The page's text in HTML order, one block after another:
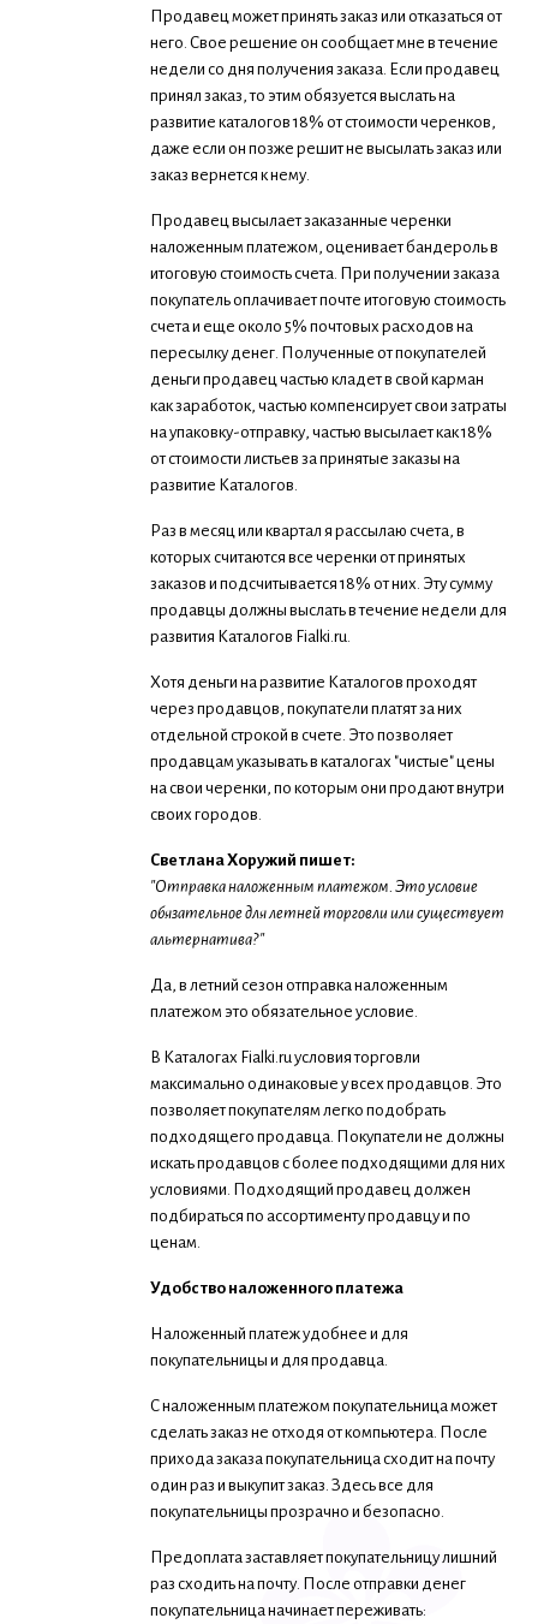
Продавец может принять заказ или отказаться от
него. Свое решение он сообщает мне в течение
недели со дня получения заказа. Если продавец
принял заказ, то этим обязуется выслать на
развитие каталогов 18% от стоимости черенков,
даже если он позже решит не высылать заказ или
заказ вернется к нему.
Продавец высылает заказанные черенки
наложенным платежом, оценивает бандероль в
итоговую стоимость счета. При получении заказа
покупатель оплачивает почте итоговую стоимость
счета и еще около 5% почтовых расходов на
пересылку денег. Полученные от покупателей
деньги продавец частью кладет в свой карман
как заработок, частью компенсирует свои затраты
на упаковку-отправку, частью высылает как 18%
от стоимости листьев за принятые заказы на
развитие Каталогов.
Раз в месяц или квартал я рассылаю счета, в
которых считаются все черенки от принятых
заказов и подсчитывается 18% от них. Эту сумму
продавцы должны выслать в течение недели для
развития Каталогов Fialki.ru.
Хотя деньги на развитие Каталогов проходят
через продавцов, покупатели платят за них
отдельной строкой в счете. Это позволяет
продавцам указывать в каталогах "чистые" цены
на свои черенки, по которым они продают внутри
своих городов.
Светлана Хоружий пишет:
"Отправка наложенным платежом. Это условие
обязательное для летней торговли или существует
альтернатива?"
Да, в летний сезон отправка наложенным
платежом это обязательное условие.
В Каталогах Fialki.ru условия торговли
максимально одинаковые у всех продавцов. Это
позволяет покупателям легко подобрать
подходящего продавца. Покупатели не должны
искать продавцов с более подходящими для них
условиями. Подходящий продавец должен
подбираться по ассортименту продавцу и по
ценам.
Удобство наложенного платежа
Наложенный платеж удобнее и для
покупательницы и для продавца.
С наложенным платежом покупательница может
сделать заказ не отходя от компьютера. После
прихода заказа покупательница сходит на почту
один раз и выкупит заказ. Здесь все для
покупательницы прозрачно и безопасно.
Предоплата заставляет покупательницу лишний
раз сходить на почту. После отправки денег
покупательница начинает переживать: